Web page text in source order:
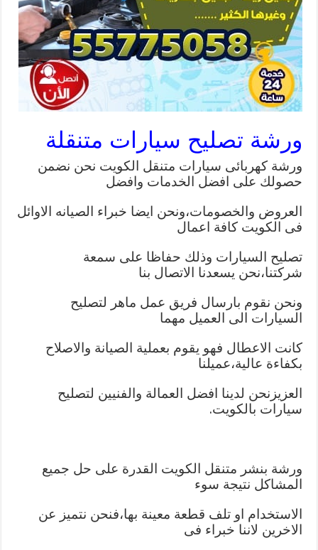
ورشة تصليح سيارات متنقلة
ورشة كهربائى سيارات متنقل الكويت نحن نضمن
حصولك على افضل الخدمات وافضل
العروض والخصومات،ونحن ايضا خبراء الصيانه الاوائل
فى الكويت كافة اعمال
تصليح السيارات وذلك حفاظا على سمعة
شركتنا،نحن يسعدنا الاتصال بنا
ونحن نقوم بارسال فريق عمل ماهر لتصليح
السيارات الى العميل مهما
كانت الاعطال فهو يقوم بعملية الصيانة والاصلاح
بكفاءة عالية،عميلنا
العزيزنحن لدينا افضل العمالة والفنيين لتصليح
سيارات بالكويت.
ورشة بنشر متنقل الكويت القدرة على حل جميع
المشاكل نتيجة سوء
الاستخدام او تلف قطعة معينة بها،فنحن نتميز عن
الاخرين لاننا خبراء فى